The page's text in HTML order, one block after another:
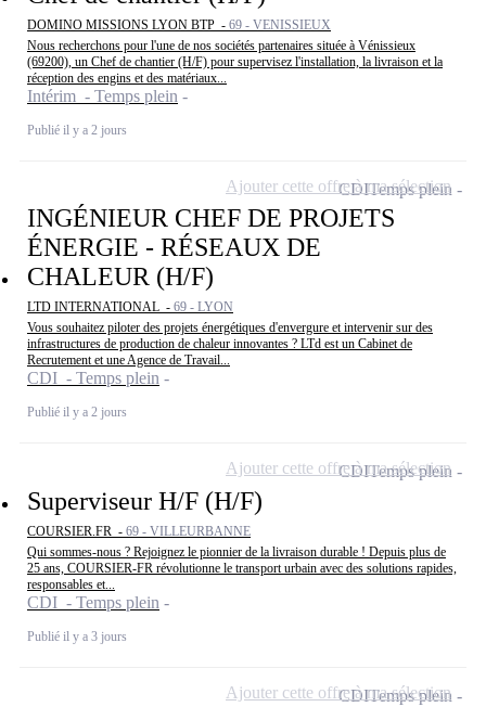
DOMINO MISSIONS LYON BTP - 69 - VENISSIEUX
Nous recherchons pour l'une de nos sociétés partenaires située à Vénissieux
(69200), un Chef de chantier (H/F) pour supervisez l'installation, la livraison et la
réception des engins et des matériaux...
Intérim - Temps plein
Publié il y a 2 jours
INGÉNIEUR CHEF DE PROJETS
ÉNERGIE - RÉSEAUX DE
CHALEUR (H/F)
LTD INTERNATIONAL - 69 - LYON
Vous souhaitez piloter des projets énergétiques d'envergure et intervenir sur des
infrastructures de production de chaleur innovantes ? LTd est un Cabinet de
Recrutement et une Agence de Travail...
CDI - Temps plein
Publié il y a 2 jours
CDITemps plein
Ajouter cette offre à ma sélection
Superviseur H/F (H/F)
COURSIER.FR - 69 - VILLEURBANNE
Qui sommes-nous ? Rejoignez le pionnier de la livraison durable ! Depuis plus de
25 ans, COURSIER-FR révolutionne le transport urbain avec des solutions rapides,
responsables et...
CDI - Temps plein
Publié il y a 3 jours
CDITemps plein
Ajouter cette offre à ma sélection
CDITemps plein
Ajouter cette offre à ma sélection